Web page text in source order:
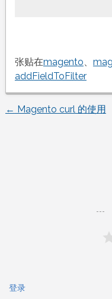
张贴在magento、
addFieldToFilter
文
← Magento curl 的使用
登录